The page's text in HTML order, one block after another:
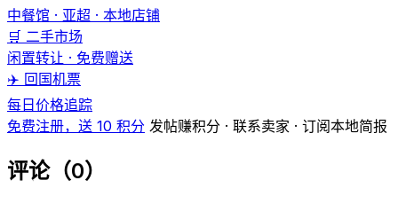
中餐馆 · 亚超 · 本地店铺
🛒 二手市场
闲置转让 · 免费赠送
✈️ 回国机票
每日价格追踪
免费注册，送 10 积分 发帖赚积分 · 联系卖家 · 订阅本地简报
评论（0）